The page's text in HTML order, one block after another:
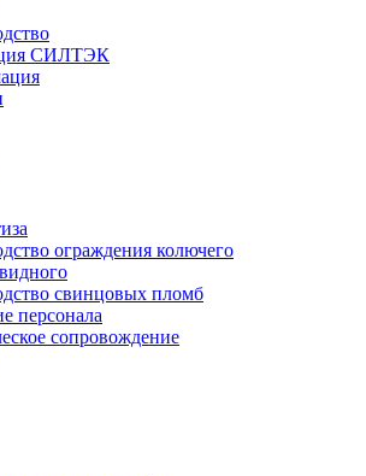
СИЛТЭК
ограждения колючего
свинцовых пломб
персонала
сопровождение